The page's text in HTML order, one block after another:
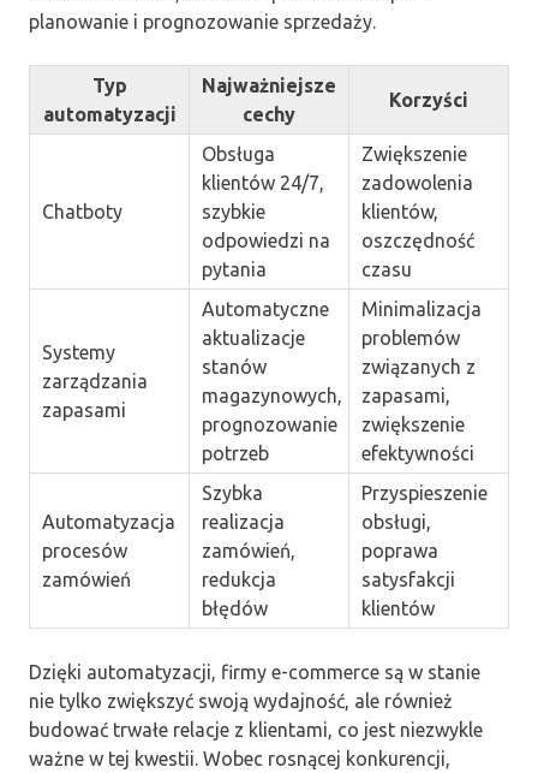
planowanie i prognozowanie sprzedaży.
Typ
automatyzacji
Najważniejsze
cechy
Korzyści
Chatboty
Obsługa
klientów 24/7,
szybkie
odpowiedzi na
pytania
Zwiększenie
zadowolenia
klientów,
oszczędność
czasu
Systemy
zarządzania
zapasami
Automatyczne
aktualizacje
stanów
magazynowych,
prognozowanie
potrzeb
Minimalizacja
problemów
związanych z
zapasami,
zwiększenie
efektywności
Automatyzacja
procesów
zamówień
Szybka
realizacja
zamówień,
redukcja
błędów
Przyspieszenie
obsługi,
poprawa
satysfakcji
klientów
Dzięki automatyzacji, firmy e-commerce są w stanie
nie tylko zwiększyć swoją wydajność, ale również
budować trwałe relacje z klientami, co jest niezwykle
ważne w tej kwestii. Wobec rosnącej konkurencji,